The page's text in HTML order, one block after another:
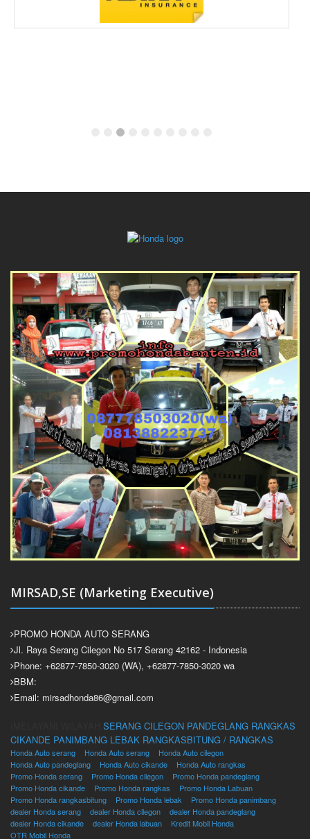
MIRSAD,SE (Marketing Executive)
PROMO HONDA AUTO SERANG
Jl. Raya Serang Cilegon No 517 Serang 42162 - Indonesia
Phone: +62877-7850-3020 (WA), +62877-7850-3020 wa
BBM:
Email: mirsadhonda86@gmail.com
SERANG CILEGON PANDEGLANG RANGKAS
CIKANDE PANIMBANG LEBAK RANGKASBITUNG / RANGKAS
Honda Auto serang Honda Auto serang
Honda Auto cilegon
Honda Auto pandeglang
Honda Auto cikande
Honda Auto rangkas
Promo Honda serang
Promo Honda cilegon
Promo Honda pandeglang
Promo Honda cikande
Promo Honda rangkas
Promo Honda Labuan
Promo Honda rangkasbitung
Promo Honda lebak
Promo Honda panimbang
dealer Honda serang
dealer Honda cilegon
dealer Honda pandeglang
dealer Honda cikande
dealer Honda labuan
Kredit Mobil Honda
OTR Mobil Honda